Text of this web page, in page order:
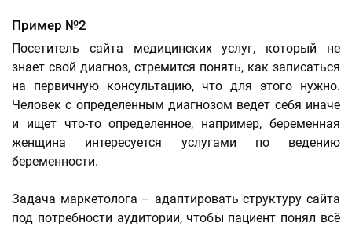
Пример №2
Посетитель сайта медицинских услуг, который не
знает свой диагноз, стремится понять, как записаться
на первичную консультацию, что для этого нужно.
Человек с определенным диагнозом ведет себя иначе
и ищет что-то определенное, например, беременная
женщина интересуется услугами по ведению
беременности.
Задача маркетолога – адаптировать структуру сайта
под потребности аудитории, чтобы пациент понял всё